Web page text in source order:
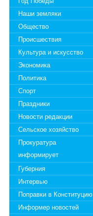
Наши земляки
Общество
Происшествия
Культура и искусство
Экономика
Политика
Спорт
Праздники
Новости редакции
Сельское хозяйство
Прокуратура
информирует
Губерния
Интервью
Поправки в Конституцию
Информер новостей